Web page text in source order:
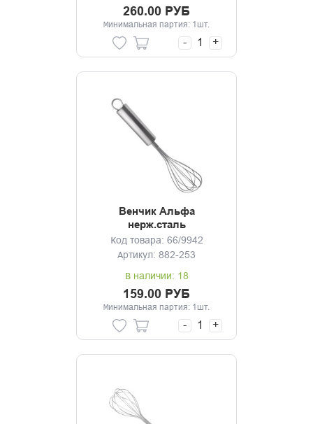
260.00 РУБ
Минимальная партия: 1шт.
- +
Венчик Альфа
нерж.сталь
Код товара: 66/9942
Артикул: 882-253
В наличии: 18
159.00 РУБ
Минимальная партия: 1шт.
- +